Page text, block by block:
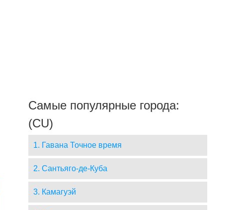
Самые популярные города:
(CU)
1. Гавана Точное время
2. Сантьяго-де-Куба
3. Камагуэй